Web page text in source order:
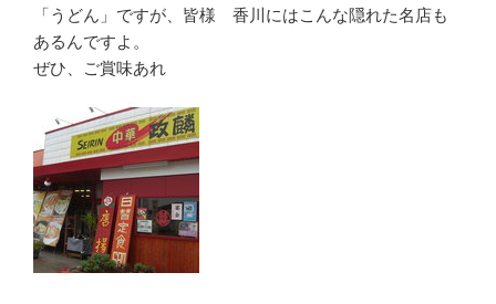
「うどん」ですが、皆様 香川にはこんな隠れた名店も
あるんですよ。
ぜひ、ご賞味あれ